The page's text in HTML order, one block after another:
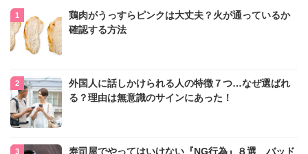
鶏肉がうっすらピンクは大丈夫？火が通っているか
確認する方法
外国人に話しかけられる人の特徴７つ…なぜ選ばれ
る？理由は無意識のサインにあった！
寿司屋でやってはいけない『NG行為』８選 バッド